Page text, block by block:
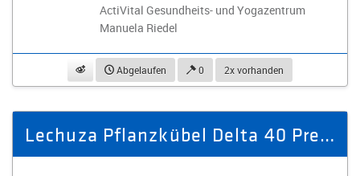
ActiVital Gesundheits- und Yogazentrum
Manuela Riedel
beobachtenAbgelaufen 0 2x vorhanden
Lechuza Pflanzkübel Delta 40 Premium weiß